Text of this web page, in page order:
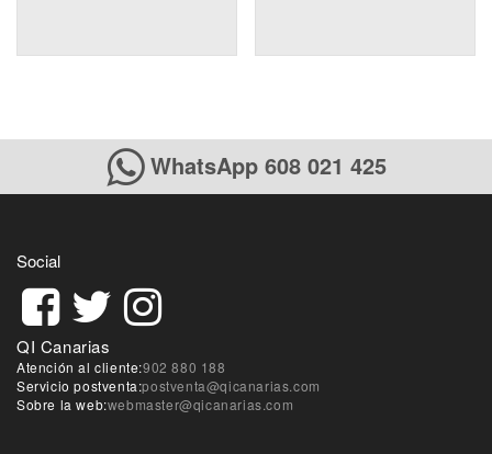
WhatsApp 608 021 425
Social
QI Canarias
Atención al cliente:902 880 188
Servicio postventa:postventa@qicanarias.com
Sobre la web:webmaster@qicanarias.com